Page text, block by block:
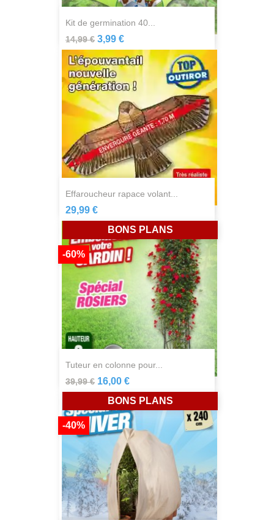
kit de germination 40...
14,99 € 3,99 €
effaroucheur rapace volant...
29,99 €
tuteur en colonne pour...
39,99 €
-60%
16,00 €
BONS PLANS
-40%
BONS PLANS